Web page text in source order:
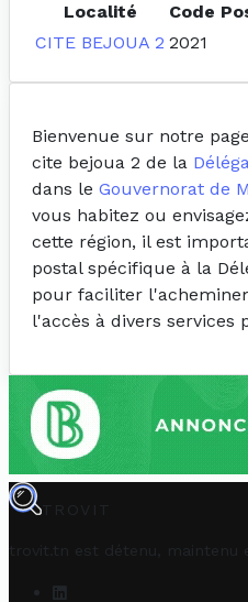
Localité
Code
CITE BEJOUA 2 2021
Bienvenue sur notre
cite bejoua 2 de la
dans le Gouvernorat de
vous habitez ou
cette région, il est
postal spécifique à la
pour faciliter
l'accès à divers services
TROVIT
trovit.tn est détenu, maintenu